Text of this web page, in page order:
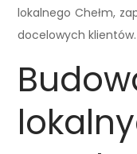
lokalnego Chełm,
docelowych klientów.